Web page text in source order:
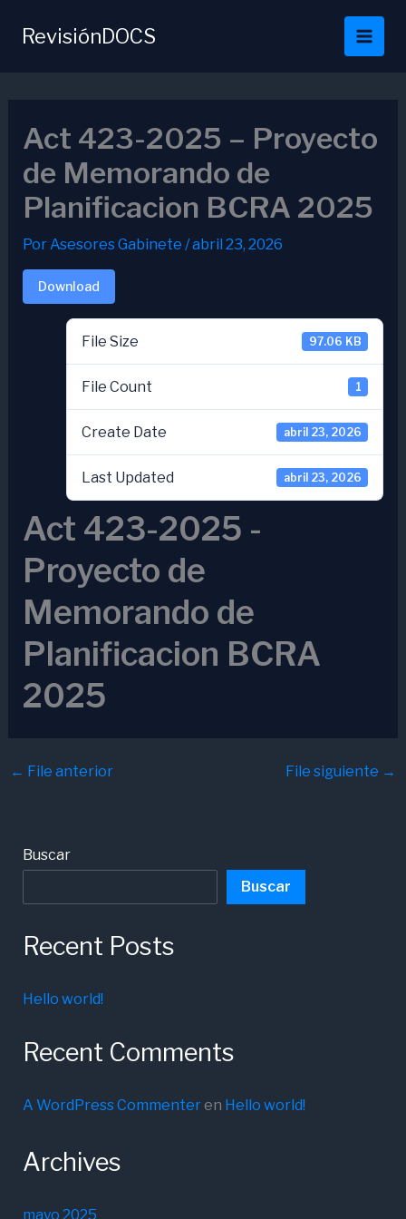
RevisiónDOCS
Act 423-2025 – Proyecto
de Memorando de
Planificacion BCRA 2025
PorAsesores Gabinete /abril 23, 2026
Download
File Size 97.06 KB
File Count 1
Create Date abril 23, 2026
Last Updated abril 23, 2026
Act 423-2025 -
Proyecto de
Memorando de
Planificacion BCRA
2025
← File anterior File siguiente →
Buscar
Buscar
Recent Posts
Hello world!
Recent Comments
A WordPress Commenteren Hello world!
Archives
mayo 2025